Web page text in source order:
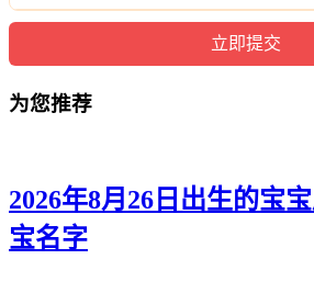
为您推荐
2026年8月26日出生的宝
宝名字